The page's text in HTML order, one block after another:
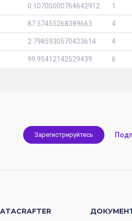
0.10705000764642912 1
87.57455268389663 4
2.7985930570423614 4
99.95412142529439 6
Зарегистрируйтесь